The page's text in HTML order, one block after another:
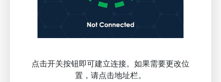
点击开关按钮即可建立连接。如果需要更改位
置，请点击地址栏。